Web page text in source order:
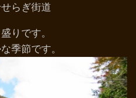
らぎ街道
りです。
季節です。